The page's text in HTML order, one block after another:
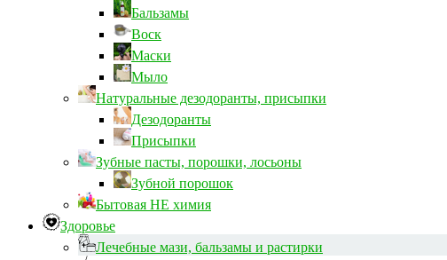
Бальзамы
Воск
Маски
Мыло
Натуральные дезодоранты, присыпки
Дезодоранты
Присыпки
Зубные пасты, порошки, лосьоны
Зубной порошок
Бытовая НЕ химия
Здоровье
Лечебные мази, бальзамы и растирки